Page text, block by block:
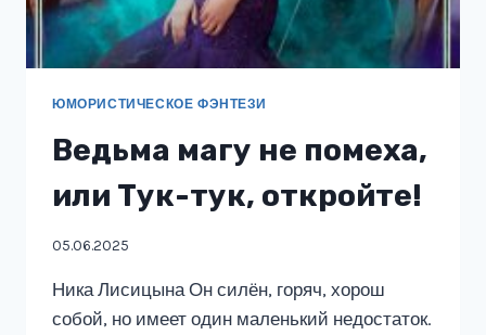
ЮМОРИСТИЧЕСКОЕ ФЭНТЕЗИ
Ведьма магу не помеха,
или Тук-тук, откройте!
05.06.2025
Ника Лисицына Он силён, горяч, хорош
собой, но имеет один маленький недостаток.